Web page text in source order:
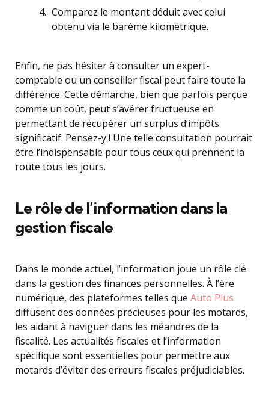
Comparez le montant déduit avec celui
obtenu via le barème kilométrique.
Enfin, ne pas hésiter à consulter un expert-
comptable ou un conseiller fiscal peut faire toute la
différence. Cette démarche, bien que parfois perçue
comme un coût, peut s’avérer fructueuse en
permettant de récupérer un surplus d’impôts
significatif. Pensez-y ! Une telle consultation pourrait
être l’indispensable pour tous ceux qui prennent la
route tous les jours.
Le rôle de l’information dans la
gestion fiscale
Dans le monde actuel, l’information joue un rôle clé
dans la gestion des finances personnelles. À l’ère
numérique, des plateformes telles que Auto Plus
diffusent des données précieuses pour les motards,
les aidant à naviguer dans les méandres de la
fiscalité. Les actualités fiscales et l’information
spécifique sont essentielles pour permettre aux
motards d’éviter des erreurs fiscales préjudiciables.